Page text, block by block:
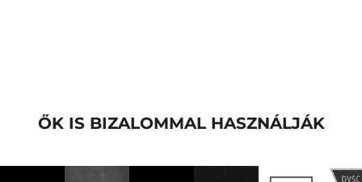
ŐK IS BIZALOMMAL HASZNÁLJÁK